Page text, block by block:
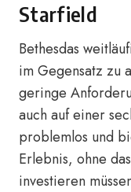
Starfield
Bethesdas
im Gegensatz zu
geringe
auch auf einer
problemlos und
Erlebnis, ohne
investieren